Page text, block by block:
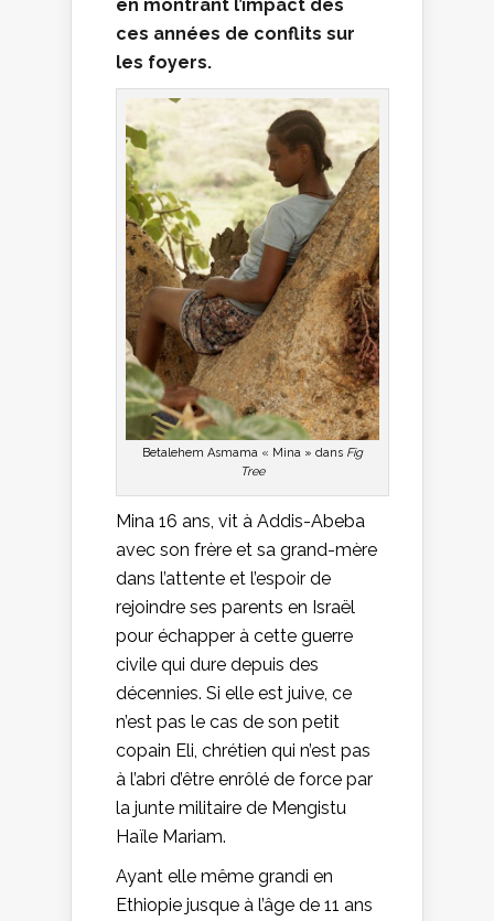
en montrant l’impact des
ces années de conflits sur
les foyers.
Betalehem Asmama « Mina » dans Fig
Tree
Mina 16 ans, vit à Addis-Abeba
avec son frère et sa grand-mère
dans l’attente et l’espoir de
rejoindre ses parents en Israël
pour échapper à cette guerre
civile qui dure depuis des
décennies. Si elle est juive, ce
n’est pas le cas de son petit
copain Eli, chrétien qui n’est pas
à l’abri d’être enrôlé de force par
la junte militaire de Mengistu
Haïle Mariam.
Ayant elle même grandi en
Ethiopie jusque à l’âge de 11 ans